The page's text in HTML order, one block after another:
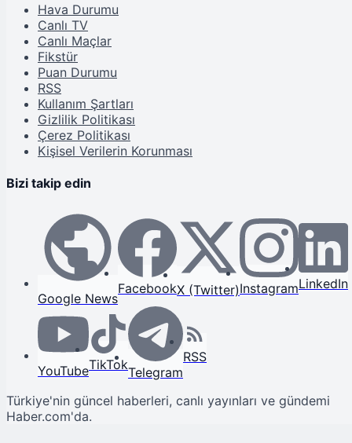
Hava Durumu
Canlı TV
Canlı Maçlar
Fikstür
Puan Durumu
RSS
Kullanım Şartları
Gizlilik Politikası
Çerez Politikası
Kişisel Verilerin Korunması
Bizi takip edin
Google News
FacebookX (Twitter)InstagramLinkedIn
YouTubeTikTokTelegram
RSS
Türkiye'nin güncel haberleri, canlı yayınları ve gündemi
Haber.com'da.